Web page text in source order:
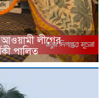
আওয়ামী লীগের
পালিত